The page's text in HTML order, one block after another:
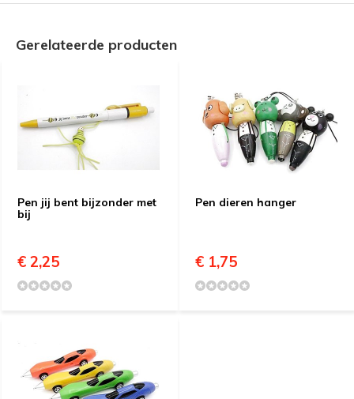
Gerelateerde producten
Pen jij bent bijzonder met
bij
€ 2,25
Pen dieren hanger
€ 1,75